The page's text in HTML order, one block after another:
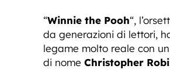
“Winnie the Pooh“,
da generazioni di lettori,
legame molto reale con
di nome Christopher